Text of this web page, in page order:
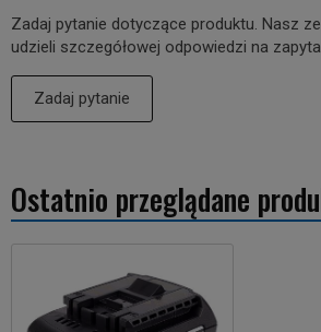
Zadaj pytanie dotyczące produktu. Nasz
udzieli szczegółowej odpowiedzi na
Zadaj pytanie
Ostatnio przeglądane